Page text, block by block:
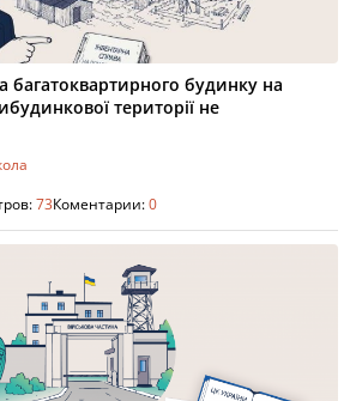
багатоквартирного будинку на
території не
73Коментарии:0